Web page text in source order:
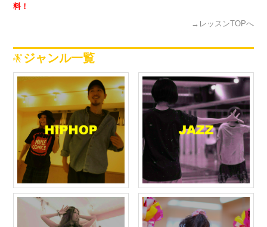
料！
→レッスンTOPへ
ジャンル一覧